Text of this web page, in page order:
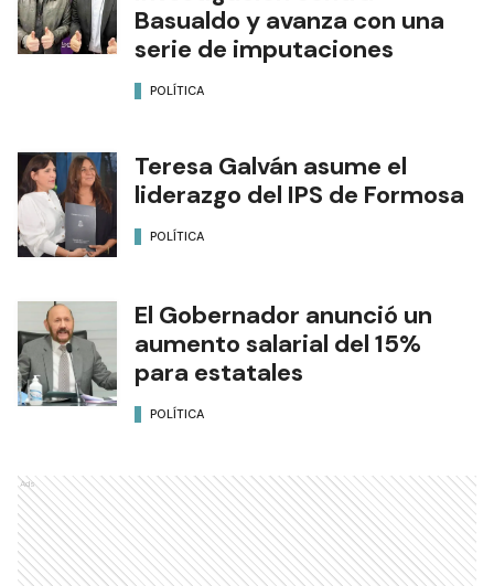
Basualdo y avanza con una
serie de imputaciones
POLÍTICA
Teresa Galván asume el
liderazgo del IPS de Formosa
POLÍTICA
El Gobernador anunció un
aumento salarial del 15%
para estatales
POLÍTICA
Ads